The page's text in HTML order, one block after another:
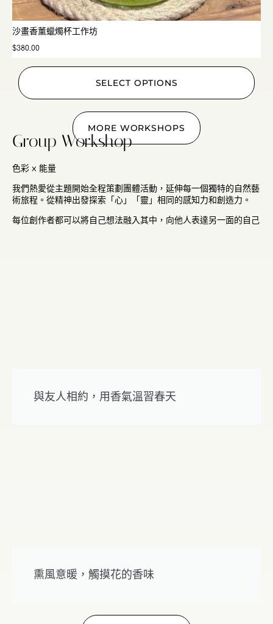
沙畫香薰蠟燭杯工作坊
$380.00
SELECT OPTIONS
MORE WORKSHOPS
Group Workshop
色彩 x 能量
我們熱愛從主題開始全程策劃團體活動，延伸每一個獨特的自然藝
術旅程。從精神出發探索「心」「靈」相同的感知力和創造力。
每位創作者都可以將自己想法融入其中，向他人表達另一面的自己
與友人相約，用香氣溫習春天
熏風意暖，觸摸花的香味